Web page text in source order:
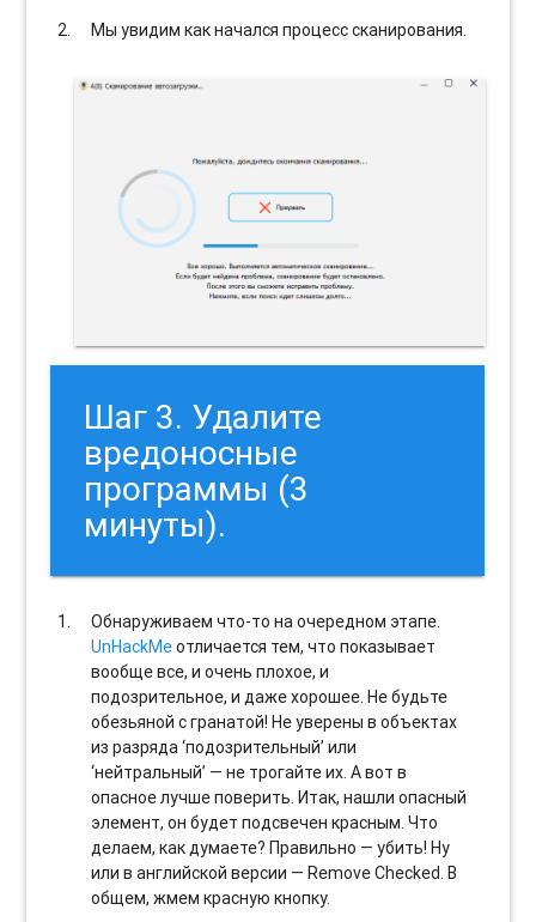
Мы увидим как начался процесс сканирования.
Шаг 3. Удалите
вредоносные
программы (3
минуты).
Обнаруживаем что-то на очередном этапе.
UnHackMeотличается тем, что показывает
вообще все, и очень плохое, и
подозрительное, и даже хорошее. Не будьте
обезьяной с гранатой! Не уверены в объектах
из разряда ‘подозрительный’ или
‘нейтральный’ — не трогайте их. А вот в
опасное лучше поверить. Итак, нашли опасный
элемент, он будет подсвечен красным. Что
делаем, как думаете? Правильно — убить! Ну
или в английской версии — Remove Checked. В
общем, жмем красную кнопку.